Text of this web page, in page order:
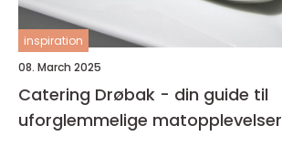
inspiration
08. March 2025
Catering Drøbak - din guide til
uforglemmelige matopplevelser